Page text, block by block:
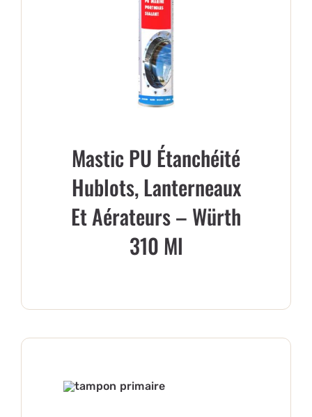
Mastic PU Étanchéité
Hublots, Lanterneaux
Et Aérateurs – Würth
310 Ml